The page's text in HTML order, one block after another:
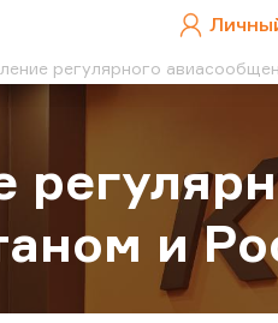
регулярного
и